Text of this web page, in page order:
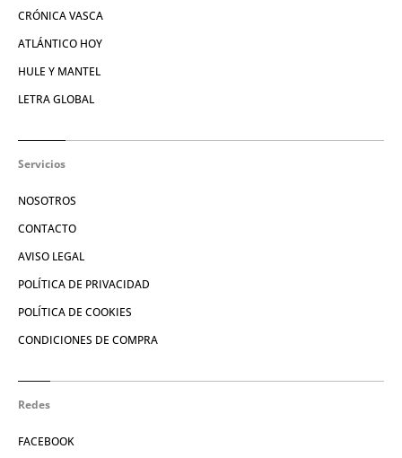
CRÓNICA VASCA
ATLÁNTICO HOY
HULE Y MANTEL
LETRA GLOBAL
Servicios
NOSOTROS
CONTACTO
AVISO LEGAL
POLÍTICA DE PRIVACIDAD
POLÍTICA DE COOKIES
CONDICIONES DE COMPRA
Redes
FACEBOOK